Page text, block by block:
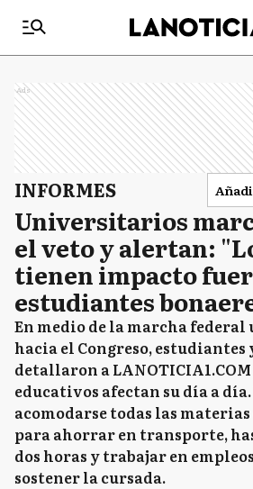
Ads
INFORMES
Universitarios
el veto y alertan:
tienen impacto
estudiantes
En medio de la marcha
hacia el Congreso, estudiantes
detallaron a
educativos afectan su día a día.
acomodarse todas las
para ahorrar en transporte,
dos horas y trabajar en
sostener la cursada.